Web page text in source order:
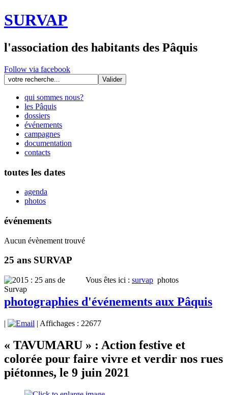
SURVAP
l'association des habitants des Pâquis
Follow via facebook
qui sommes nous?
les Pâquis
dossiers
événements
campagnes
documentation
contacts
toutes les dates
agenda
photos
événements
Aucun évènement trouvé
25 ans SURVAP
Vous êtes ici : survap photos
photographies d'événements aux Pâquis
| | Affichages : 22677
« TAVUMARU » : Action festive et
colorée pour faire vivre et verdir nos rues
piétonnes, le 9 juin 2021